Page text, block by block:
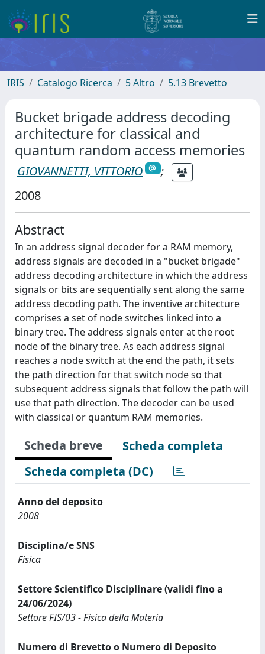
IRIS Catalogo Ricerca 5 Altro 5.13 Brevetto
Bucket brigade address decoding
architecture for classical and
quantum random access memories
GIOVANNETTI, VITTORIO
;
2008
Abstract
In an address signal decoder for a RAM memory,
address signals are decoded in a "bucket brigade"
address decoding architecture in which the address
signals or bits are sequentially sent along the same
address decoding path. The inventive architecture
comprises a set of node switches linked into a
binary tree. The address signals enter at the root
node of the binary tree. As each address signal
reaches a node switch at the end the path, it sets
the path direction for that switch node so that
subsequent address signals that follow the path will
use that path direction. The decoder can be used
with classical or quantum RAM memories.
Scheda breve
Scheda completa
Scheda completa (DC)
Anno del deposito
2008
Disciplina/e SNS
Fisica
Settore Scientifico Disciplinare (validi fino a
24/06/2024)
Settore FIS/03 - Fisica della Materia
Numero di Brevetto o Numero di Deposito